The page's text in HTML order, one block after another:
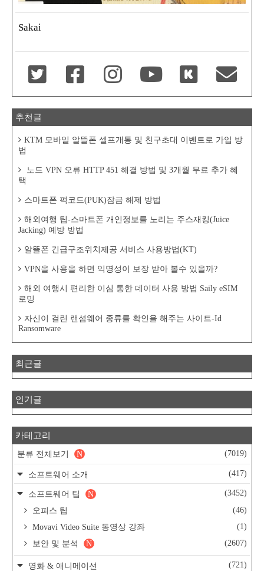
Sakai
추천글
KTM 모바일 알뜰폰 셀프개통 및 친구초대 이벤트로 가입 방
법
노드 VPN 오류 HTTP 451 해결 방법 및 3개월 무료 추가 혜
택
스마트폰 퍽코드(PUK)잠금 해제 방법
해외여행 팁-스마트폰 개인정보를 노리는 주스재킹(Juice
Jacking) 예방 방법
알뜰폰 긴급구조위치제공 서비스 사용방법(KT)
VPN을 사용을 하면 익명성이 보장 받아 볼수 있을까?
해외 여행시 편리한 이심 통한 데이터 사용 방법 Saily eSIM
로밍
자신이 걸린 랜섬웨어 종류를 확인을 해주는 사이트-Id
Ransomware
최근글
인기글
카테고리
분류 전체보기 (7019)
N
소프트웨어 소개 (417)
소프트웨어 팁 (3452)
N
오피스 팁
(46)
Movavi Video Suite 동영상 강좌
(1)
보안 및 분석
(2607)
N
영화 & 애니메이션 (721)